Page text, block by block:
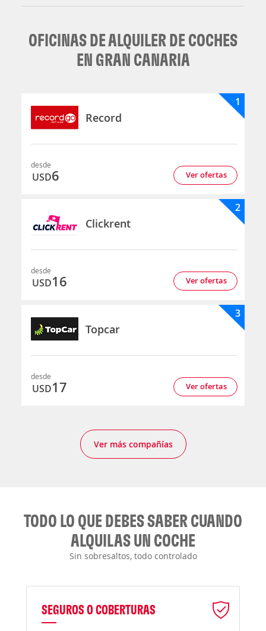
OFICINAS DE ALQUILER DE COCHES
EN GRAN CANARIA
Record
1
desde
USD6 Ver ofertas
Clickrent
2
desde
USD16 Ver ofertas
Topcar
3
desde
USD17 Ver ofertas
Ver más compañías
TODO LO QUE DEBES SABER CUANDO
ALQUILAS UN COCHE
Sin sobresaltos, todo controlado
SEGUROS O COBERTURAS